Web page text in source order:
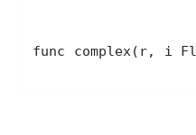
func complex(r, i